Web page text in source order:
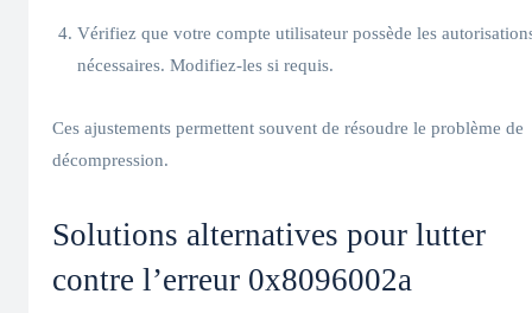
Vérifiez que votre compte utilisateur possède les
nécessaires. Modifiez-les si requis.
Ces ajustements permettent souvent de résoudre le problème de
décompression.
Solutions alternatives pour lutter
contre l’erreur 0x8096002a